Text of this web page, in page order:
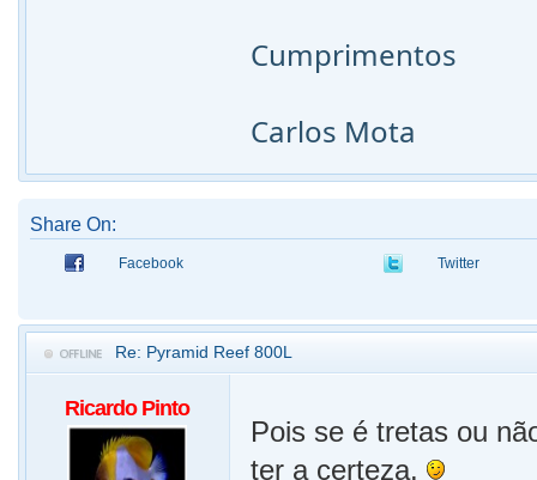
Cumprimentos
Carlos Mota
Share On:
Facebook Twitter
Re: Pyramid Reef 800L
Ricardo Pinto
Pois se é tretas ou
ter a certeza.